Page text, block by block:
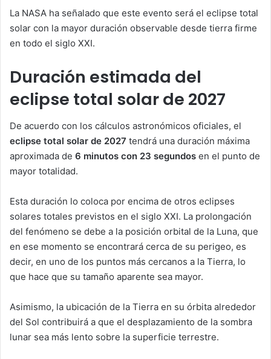
La NASA ha señalado que este evento será el eclipse total
solar con la mayor duración observable desde tierra firme
en todo el siglo XXI.
Duración estimada del
eclipse total solar de 2027
De acuerdo con los cálculos astronómicos oficiales, el
eclipse total solar de 2027 tendrá una duración máxima
aproximada de 6 minutos con 23 segundos en el punto de
mayor totalidad.
Esta duración lo coloca por encima de otros eclipses
solares totales previstos en el siglo XXI. La prolongación
del fenómeno se debe a la posición orbital de la Luna, que
en ese momento se encontrará cerca de su perigeo, es
decir, en uno de los puntos más cercanos a la Tierra, lo
que hace que su tamaño aparente sea mayor.
Asimismo, la ubicación de la Tierra en su órbita alrededor
del Sol contribuirá a que el desplazamiento de la sombra
lunar sea más lento sobre la superficie terrestre.